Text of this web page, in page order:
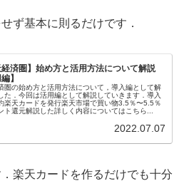
ず基本に則るだけです．
経済圏】始め方と活用方法について解説
】
圏の始め方と活用方法について，導入編として解
た．今回は活用編として解説していきます．導入
楽天カードを発行楽天市場で買い物3.5％〜5.5％
ト還元解説した詳しく内容についてはこちら...
2022.07.07
楽天カードを作るだけでも十分